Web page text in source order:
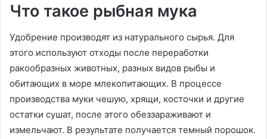
Что такое рыбная мука
Удобрение производят из натурального сырья. Для
этого используют отходы после переработки
ракообразных животных, разных видов рыбы и
обитающих в море млекопитающих. В процессе
производства муки чешую, хрящи, косточки и другие
остатки сушат, после этого обеззараживают и
измельчают. В результате получается темный порошок.